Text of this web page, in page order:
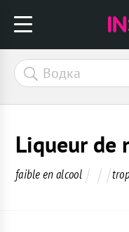
Liqueur de
faible en alcool